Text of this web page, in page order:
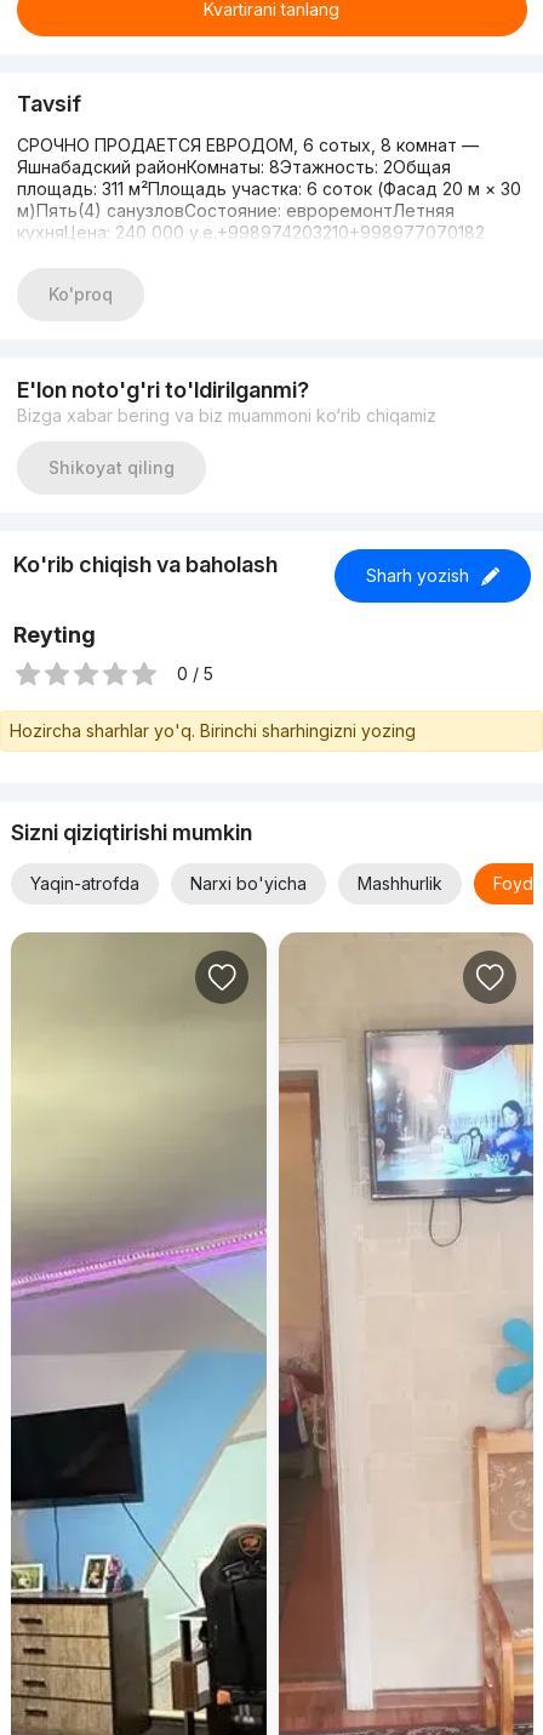
Kvartirani tanlang
Tavsif
СРОЧНО ПРОДАЕТСЯ ЕВРОДОМ, 6 сотых, 8 комнат —
Яшнабадский районКомнаты: 8Этажность: 2Общая
площадь: 311 м²Площадь участка: 6 соток (Фасад 20 м × 30
м)Пять(4) санузловСостояние: евроремонтЛетняя
кухняЦена: 240 000 у.е.+998974203210+998977070182
Ko'proq
E'lon noto'g'ri to'ldirilganmi?
Bizga xabar bering va biz muammoni ko‘rib chiqamiz
Shikoyat qiling
Ko'rib chiqish va baholash Sharh yozish
Reyting
0 / 5
Hozircha sharhlar yo'q. Birinchi sharhingizni yozing
Sizni qiziqtirishi mumkin
Yaqin-atrofda Narxi bo'yicha Mashhurlik